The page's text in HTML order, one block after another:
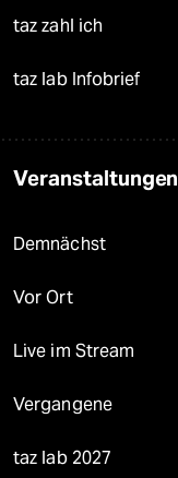
taz zahl ich
taz lab Infobrief
Veranstaltungen
Demnächst
Vor Ort
Live im Stream
Vergangene
taz lab 2027